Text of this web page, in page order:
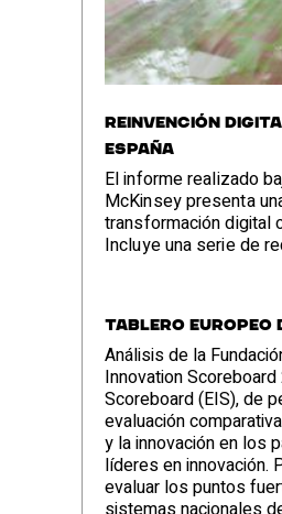
REINVENCIÓN
ESPAÑA
El informe realizado
McKinsey presenta
transformación digital
Incluye una serie de
las pymes, disponer
desarrollo, además
capital riesgo y la
Tablero europeo
Análisis de la
Innovation
Scoreboard (EIS), de
evaluación
y la innovación en los
líderes en
evaluar los puntos